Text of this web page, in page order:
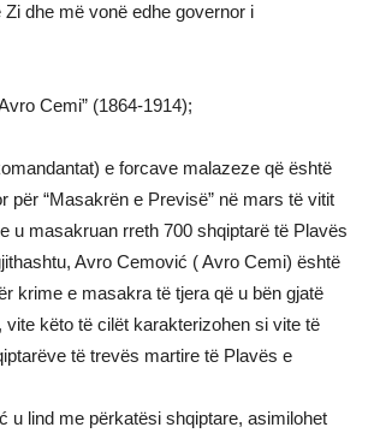
dhe më vonë edhe governor i
Cemi” (1864-1914);
e forcave malazeze që është
për “Masakrën e Previsë” në mars të vitit
u masakruan rreth 700 shqiptarë të Plavës
Avro Cemović ( Avro Cemi) është
krime e masakra të tjera që u bën gjatë
vite këto të cilët karakterizohen si vite të
të trevës martire të Plavës e
u lind me përkatësi shqiptare, asimilohet